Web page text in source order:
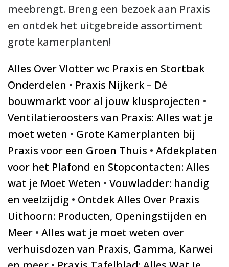
meebrengt. Breng een bezoek aan Praxis
en ontdek het uitgebreide assortiment
grote kamerplanten!
Alles Over Vlotter wc Praxis en Stortbak
Onderdelen • Praxis Nijkerk – Dé
bouwmarkt voor al jouw klusprojecten •
Ventilatieroosters van Praxis: Alles wat je
moet weten • Grote Kamerplanten bij
Praxis voor een Groen Thuis • Afdekplaten
voor het Plafond en Stopcontacten: Alles
wat je Moet Weten • Vouwladder: handig
en veelzijdig • Ontdek Alles Over Praxis
Uithoorn: Producten, Openingstijden en
Meer • Alles wat je moet weten over
verhuisdozen van Praxis, Gamma, Karwei